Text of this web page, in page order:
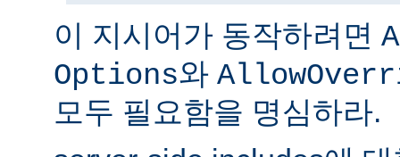
이 지시어가 동작하려면
Options와
모두 필요함을 명심하라.